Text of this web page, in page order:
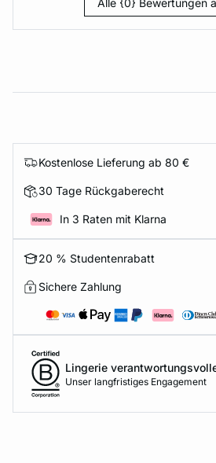
Alle {0} Bewertungen
Kostenlose Lieferung ab 80 €
30 Tage Rückgaberecht
In 3 Raten mit Klarna
20 % Studentenrabatt
Sichere Zahlung
Lingerie
Unser langfristiges Engagement